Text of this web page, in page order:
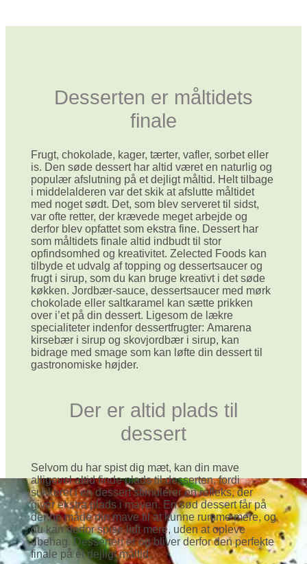
Desserten er måltidets
finale
Frugt, chokolade, kager, tærter, vafler, sorbet eller
is. Den søde dessert har altid været en naturlig og
populær afslutning på et dejligt måltid. Helt tilbage
i middelalderen var det skik at afslutte måltidet
med noget sødt. Det, som blev serveret til sidst,
var ofte retter, der krævede meget arbejde og
derfor blev opfattet som ekstra fine. Dessert har
som måltidets finale altid indbudt til stor
opfindsomhed og kreativitet. Zelected Foods kan
tilbyde et udvalg af topping og dessertsaucer og
frugt i sirup, som du kan bruge kreativt i det søde
køkken. Jordbær-sauce, dessertsaucer med mørk
chokolade eller saltkaramel kan sætte prikken
over i’et på din dessert. Ligesom de lækre
specialiteter indenfor dessertfrugter: Amarena
kirsebær i sirup og skovjordbær i sirup, kan
bidrage med smage som kan løfte din dessert til
gastronomiske højder.
Der er altid plads til
dessert
Selvom du har spist dig mæt, kan din mave
alligevel altid finde plads til desserten, fordi
sukkeret i en dessert stimulerer en refleks, der
giver ekstra plads i maven. En sød dessert får på
denne måde din mave til at kunne rumme mere, og
du kan derfor spise lidt mere, uden at opleve
ubehag. Desserten er og bliver derfor den perfekte
finale på et dejligt måltid.